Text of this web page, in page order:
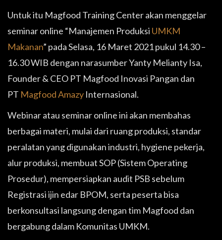
Untuk itu Magfood Training Center akan menggelar
seminar online “Manajemen Produksi UMKM
Makanan” pada Selasa, 16 Maret 2021 pukul 14.30 –
16.30 WIB dengan narasumber Yanty Melianty Isa,
Founder & CEO PT Magfood Inovasi Pangan dan
PT Magfood Amazy Internasional.
Webinar atau seminar online ini akan membahas
berbagai materi, mulai dari ruang produksi, standar
peralatan yang digunakan industri, hygiene pekerja,
alur produksi, membuat SOP (Sistem Operating
Prosedur), mempersiapkan audit PSB sebelum
Registrasi ijin edar BPOM, serta peserta bisa
berkonsultasi langsung dengan tim Magfood dan
bergabung dalam Komunitas UMKM.